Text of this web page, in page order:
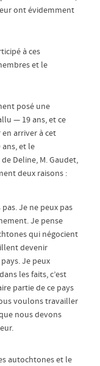
ont évidemment
à ces
et le
posé une
— 19 ans, et ce
arriver à cet
et le
Deline, M. Gaudet,
deux raisons :
Je ne peux pas
Je pense
qui négocient
devenir
Je peux
les faits, c’est
partie de ce pays
voulons travailler
nous devons
autochtones et le